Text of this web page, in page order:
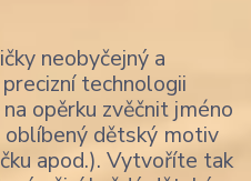
neobyčejný a
technologii
opěrku zvěčnit jméno
dětský motiv
apod.). Vytvoříte tak